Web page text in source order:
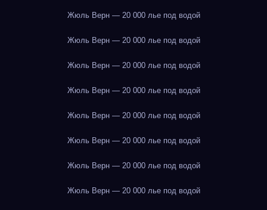
Жюль Верн — 20 000 лье под водой
Жюль Верн — 20 000 лье под водой
Жюль Верн — 20 000 лье под водой
Жюль Верн — 20 000 лье под водой
Жюль Верн — 20 000 лье под водой
Жюль Верн — 20 000 лье под водой
Жюль Верн — 20 000 лье под водой
Жюль Верн — 20 000 лье под водой